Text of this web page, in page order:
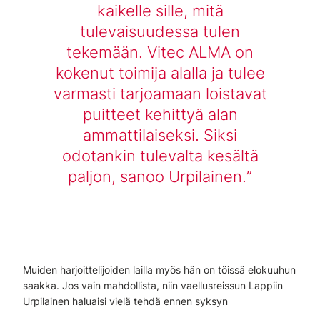
kaikelle sille, mitä
tulevaisuudessa tulen
tekemään. Vitec ALMA on
kokenut toimija alalla ja tulee
varmasti tarjoamaan loistavat
puitteet kehittyä alan
ammattilaiseksi. Siksi
odotankin tulevalta kesältä
paljon, sanoo Urpilainen.
Muiden harjoittelijoiden lailla myös hän on töissä elokuuhun
saakka. Jos vain mahdollista, niin vaellusreissun Lappiin
Urpilainen haluaisi vielä tehdä ennen syksyn